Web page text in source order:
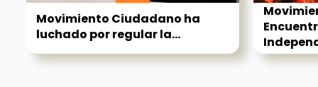
Movimiento Ciudadano ha
luchado por regular la...